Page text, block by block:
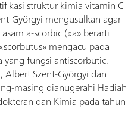
struktur kimia vitamin C
Györgyi mengusulkan agar
a-scorbic («a» berarti
mengacu pada
yang fungsi antiscorbutic.
Szent-Györgyi dan
masing dianugerahi Hadiah
dan Kimia pada tahun